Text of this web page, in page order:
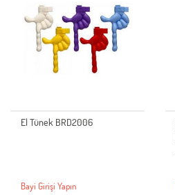
El Tünek BRD2006
Bayi Girişi Yapın